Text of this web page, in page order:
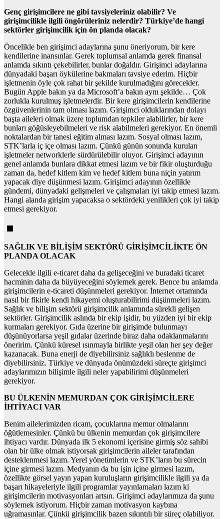
Genç girişimcilere ne gibi tavsiyeleriniz olabilir? Ve
girişimcilikle ilgili öngörüleriniz nelerdir? Türkiye’de hangi
sektörler girişimcilik için ön planda olacak?
Öncelikle ben girişimci adaylarına şunu öneriyorum, bir kere
kendilerine inansınlar. Gerek toplumsal anlamda gerek finansal
anlamda sıkıntı çekebilirler, bunlar doğaldır. Girişimci adaylarına
dünyadaki başarı öykülerine bakmaları tavsiye ederim. Hiçbir
işletmenin öyle çok rahat bir şekilde kurulmadığını görecekler.
Bugün Apple bakın ya da Microsoft’a bakın aynı şekilde… Çok
zorlukla kurulmuş işletmelerdir. Bir kere girişimcilerin kendilerine
özgüvenlerinin tam olması lazım. Girişimci olduklarından dolayı
başta aileleri olmak üzere toplumdan tepkiler alabilirler, bir kere
bunları göğüsleyebilmeleri ve risk alabilmeleri gerekiyor. En önemli
noktalardan bir tanesi eğitim alması lazım. Sosyal olması lazım,
STK’larla iç içe olması lazım. Çünkü günün sonunda kurulan
işletmeler networklerle sürdürülebilir oluyor. Girişimci adayının
genel anlamda bunlara dikkat etmesi lazım ve bir fikir oluşturduğu
zaman da, hedef kitlem kim ve hedef kitlem buna niçin yatırım
yapacak diye düşünmesi lazım. Girişimci adayının özellikle
gündemi, dünyadaki gelişmeleri ve çalışmaları iyi takip etmesi lazım.
Hangi alanda girişim yapacaksa o sektördeki yenilikleri çok iyi takip
etmesi gerekiyor.
SAĞLIK VE BİLİŞİM SEKTÖRÜ GİRİŞİMCİLİKTE ÖN
PLANDA OLACAK
Gelecekle ilgili e-ticaret daha da gelişeceğini ve buradaki ticaret
hacminin daha da büyüyeceğini söylemek gerek. Bence bu anlamda
girişimcilerin e-ticareti düşünmeleri gerekiyor. İnternet ortamında
nasıl bir fikirle kendi hikayemi oluşturabilirimi düşünmeleri lazım.
Sağlık ve bilişim sektörü girişimcilik anlamında sürekli gelişen
sektörler. Girişimcilik aslında bir ekip işidir, bu yüzden iyi bir ekip
kurmaları gerekiyor. Gıda üzerine bir girişimde bulunmayı
düşünüyorlarsa yeşil gıdalar üzerinde biraz daha odaklanmalarını
öneririm. Çünkü küresel ısınmayla birlikte yeşil olan her şey değer
kazanacak. Buna enerji de diyebilirsiniz sağlıklı beslenme de
diyebilirsiniz. Türkiye ve dünyada önümüzdeki süreçte girişimci
adaylarımızın bilişimle ilgili neler yapabilirimi düşünmeleri
gerekiyor.
BU ÜLKENİN MEMURDAN ÇOK GİRİŞİMCİLERE
İHTİYACI VAR
Benim ailelerimizden ricam, çocuklarına memur olmalarını
öğütlemesinler. Çünkü bu ülkenin memurdan çok girişimcilere
ihtiyacı vardır. Dünyada ilk 5 ekonomi içerisine girmiş söz sahibi
olan bir ülke olmak istiyorsak girişimcilerin aileler tarafından
desteklenmesi lazım. Yerel yönetimlerin ve STK’ların bu sürecin
içine girmesi lazım. Medyanın da bu işin içine girmesi lazım,
özellikte görsel yayın yapan kuruluşların girişimcilikle ilgili ya da
başarı hikayeleriyle ilgili programlar yayınlamaları lazım ki
girişimcilerin motivasyonları artsın. Girişimci adaylarımıza da şunu
söylemek istiyorum. Hiçbir zaman motivasyon kaybına
uğramasınlar. Çünkü girişimcilik bazen sıkıntılı bir süreç olabiliyor.